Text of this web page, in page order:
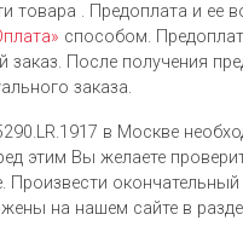
товара . Предоплата и ее
способом.
После получения
заказа.
в Москве
этим Вы желаете
на нашем сайте в